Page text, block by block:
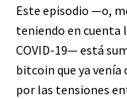
Este episodio —o,
teniendo en cuenta
COVID-19— está
bitcoin que ya
por las tensiones